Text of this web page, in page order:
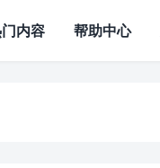
内容 帮助中心